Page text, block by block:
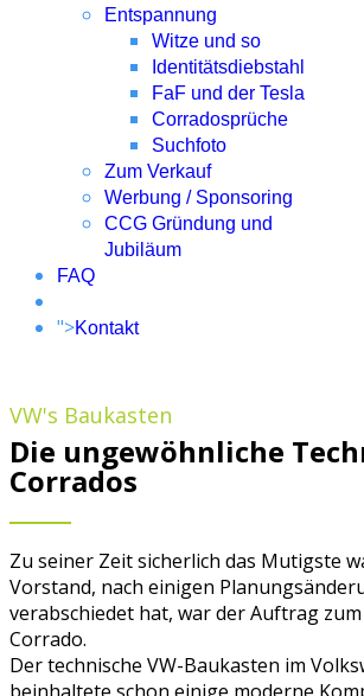
Entspannung
Witze und so
Identitätsdiebstahl
FaF und der Tesla
Corradosprüche
Suchfoto
Zum Verkauf
Werbung / Sponsoring
CCG Gründung und
Jubiläum
FAQ
">Kontakt
VW's Baukasten
Die ungewöhnliche
Corrados
Zu seiner Zeit sicherlich das Mutigste
Vorstand, nach einigen
verabschiedet hat, war der Auftrag zum
Corrado.
Der technische VW-Baukasten im